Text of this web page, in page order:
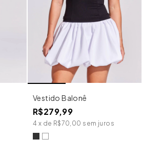
Vestido Balonê
R$279,99
4 x de R$70,00 sem juros